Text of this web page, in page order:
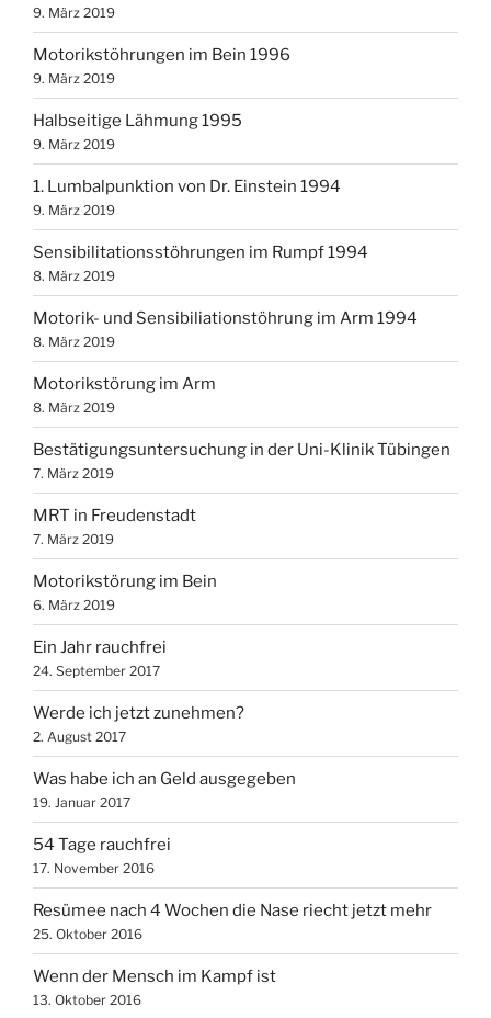
9. März 2019
Motorikstöhrungen im Bein 1996
9. März 2019
Halbseitige Lähmung 1995
9. März 2019
1. Lumbalpunktion von Dr. Einstein 1994
9. März 2019
Sensibilitationsstöhrungen im Rumpf 1994
8. März 2019
Motorik- und Sensibiliationstöhrung im Arm 1994
8. März 2019
Motorikstörung im Arm
8. März 2019
Bestätigungsuntersuchung in der Uni-Klinik Tübingen
7. März 2019
MRT in Freudenstadt
7. März 2019
Motorikstörung im Bein
6. März 2019
Ein Jahr rauchfrei
24. September 2017
Werde ich jetzt zunehmen?
2. August 2017
Was habe ich an Geld ausgegeben
19. Januar 2017
54 Tage rauchfrei
17. November 2016
Resümee nach 4 Wochen die Nase riecht jetzt mehr
25. Oktober 2016
Wenn der Mensch im Kampf ist
13. Oktober 2016